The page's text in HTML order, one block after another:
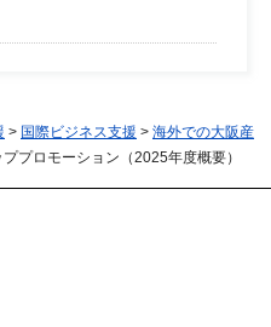
> 国際ビジネス支援 > 海外での大阪産
プロモーション（2025年度概要）